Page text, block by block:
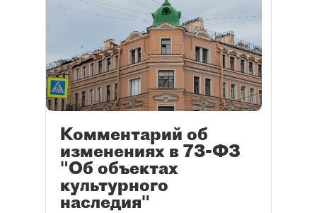
Комментарий об
изменениях в 73-ФЗ
"Об объектах
культурного
наследия"